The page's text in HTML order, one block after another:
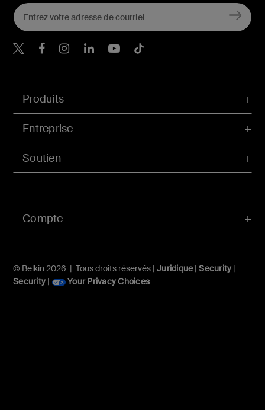
Compte
Produits
Entreprise
Soutien
© Belkin 2026 | Tous droits réservés | Juridique|Security |
Security | Your Privacy Choices
Belkin Twitter
Belkin Facebook
Belkin Instagram
Belkin LinkedIn
Belkin Youtube
Belkin TikTok